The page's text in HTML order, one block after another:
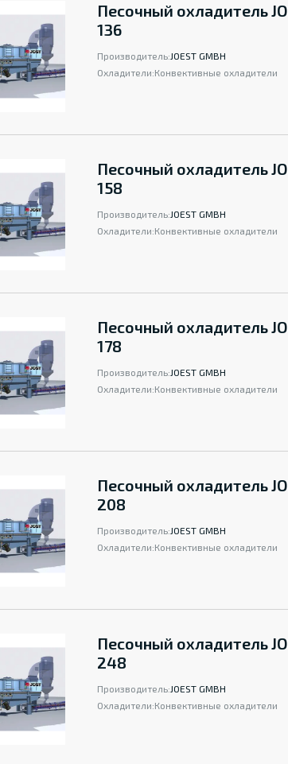
Песочный охладитель
136
Производитель:JOEST GMBH
Охладители:Конвективные охладители
Песочный охладитель
158
Производитель:JOEST GMBH
Охладители:Конвективные охладители
Песочный охладитель
178
Производитель:JOEST GMBH
Охладители:Конвективные охладители
Песочный охладитель
208
Производитель:JOEST GMBH
Охладители:Конвективные охладители
Песочный охладитель
248
Производитель:JOEST GMBH
Охладители:Конвективные охладители